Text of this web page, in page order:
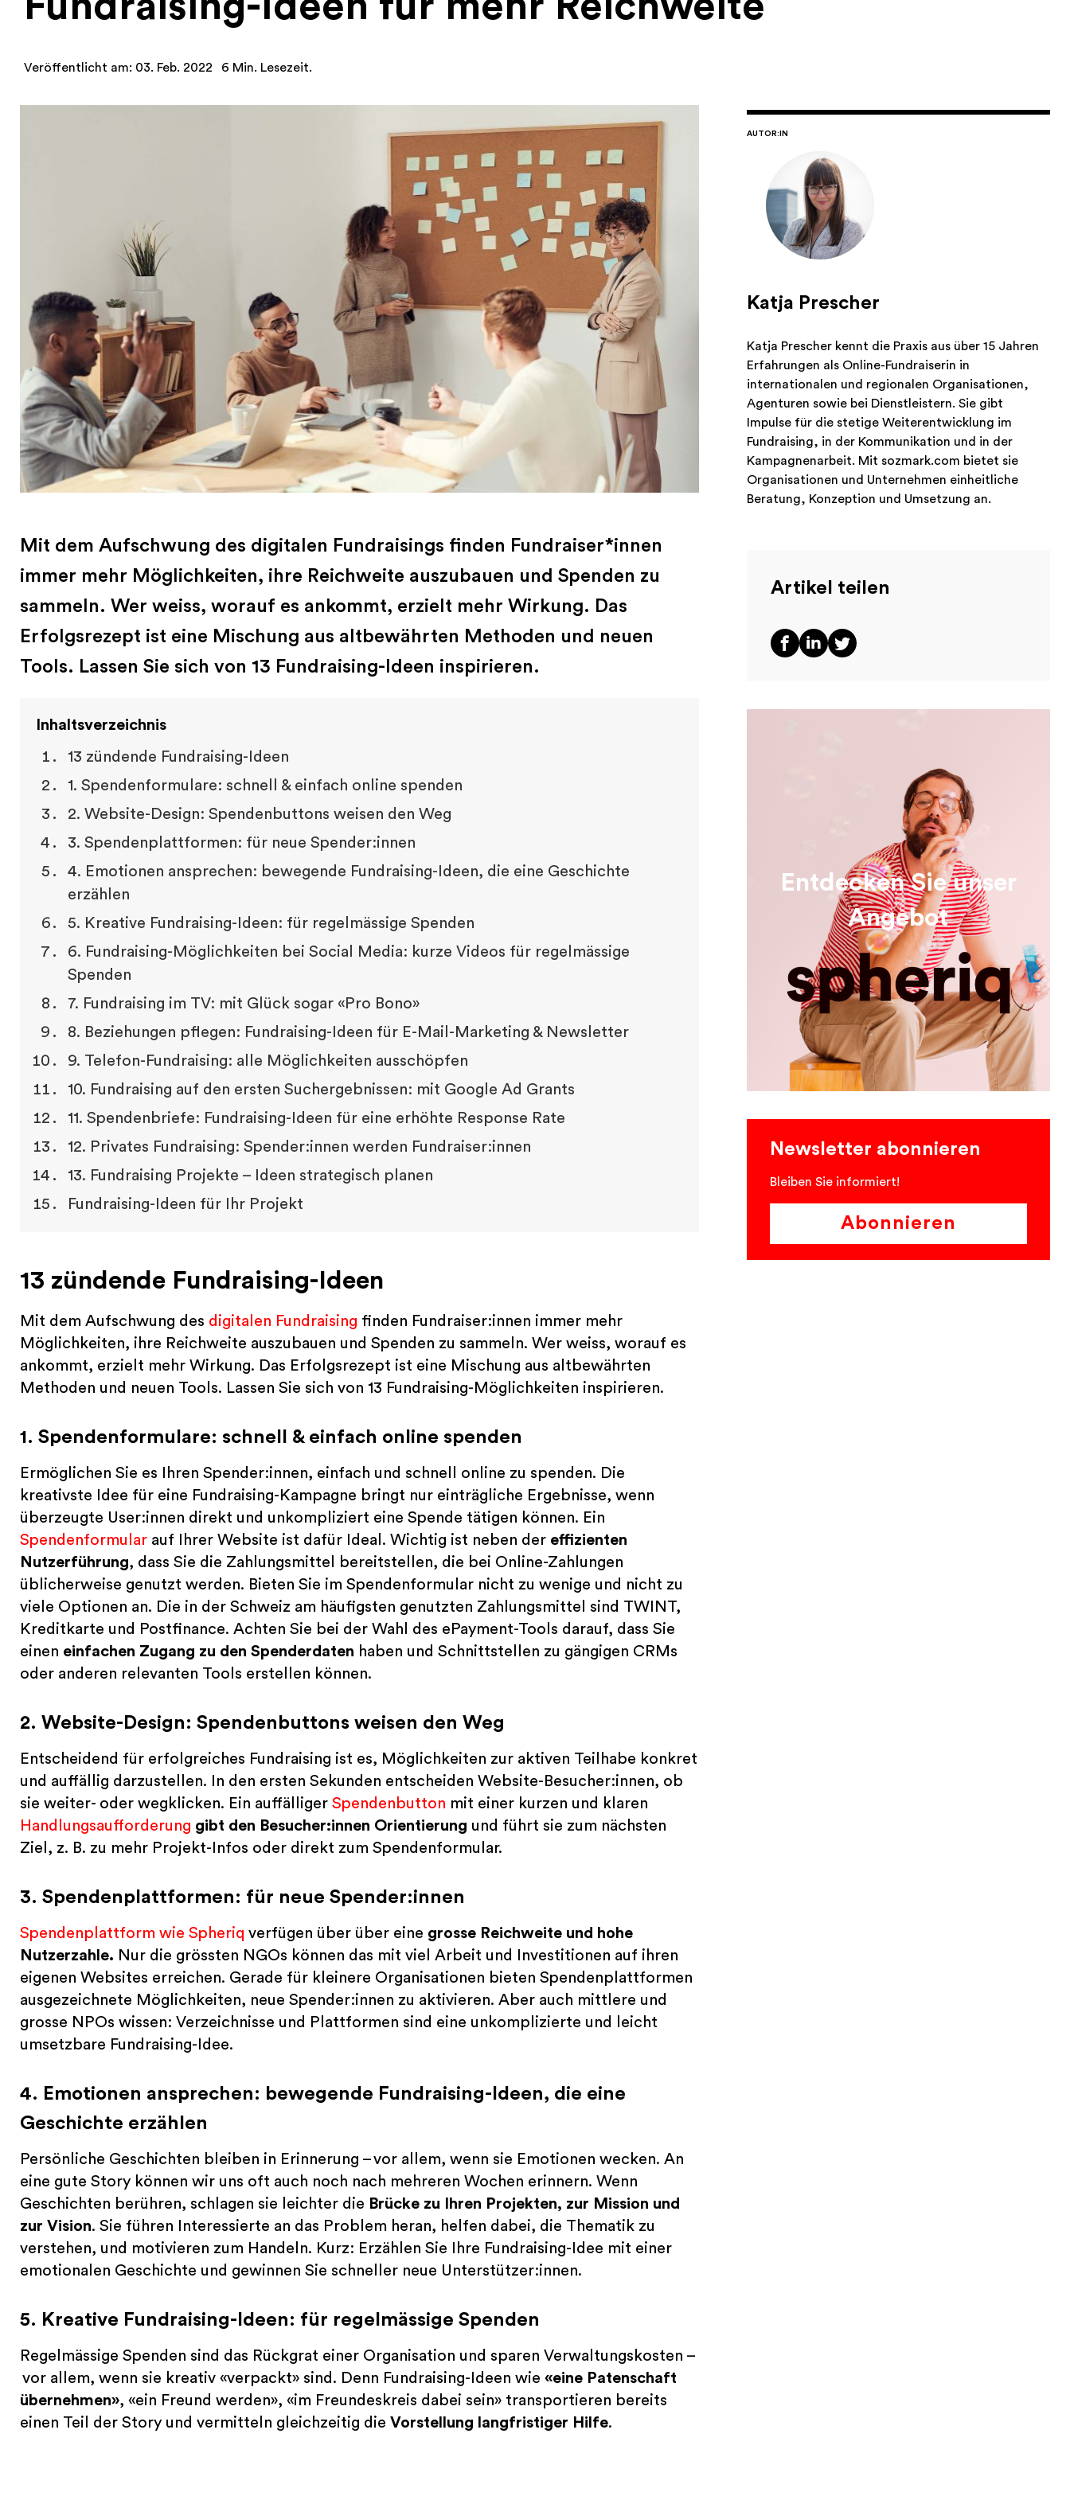
Veröffentlicht am: 03. Feb. 2022 6 Min. Lesezeit.
Mit dem Aufschwung des digitalen Fundraisings finden Fundraiser*innen
immer mehr Möglichkeiten, ihre Reichweite auszubauen und Spenden zu
sammeln. Wer weiss, worauf es ankommt, erzielt mehr Wirkung. Das
Erfolgsrezept ist eine Mischung aus altbewährten Methoden und neuen
Tools. Lassen Sie sich von 13 Fundraising-Ideen inspirieren.
Inhaltsverzeichnis
13 zündende Fundraising-Ideen
1. Spendenformulare: schnell & einfach online spenden
2. Website-Design: Spendenbuttons weisen den Weg
3. Spendenplattformen: für neue Spender:innen
4. Emotionen ansprechen: bewegende Fundraising-Ideen, die eine Geschichte
erzählen
5. Kreative Fundraising-Ideen: für regelmässige Spenden
6. Fundraising-Möglichkeiten bei Social Media: kurze Videos für regelmässige
Spenden
7. Fundraising im TV: mit Glück sogar «Pro Bono»
8. Beziehungen pflegen: Fundraising-Ideen für E-Mail-Marketing & Newsletter
9. Telefon-Fundraising: alle Möglichkeiten ausschöpfen
10. Fundraising auf den ersten Suchergebnissen: mit Google Ad Grants
11. Spendenbriefe: Fundraising-Ideen für eine erhöhte Response Rate
12. Privates Fundraising: Spender:innen werden Fundraiser:innen
13. Fundraising Projekte – Ideen strategisch planen
Fundraising-Ideen für Ihr Projekt
13 zündende Fundraising-Ideen
Mit dem Aufschwung des digitalen Fundraising finden Fundraiser:innen immer mehr
Möglichkeiten, ihre Reichweite auszubauen und Spenden zu sammeln. Wer weiss, worauf es
ankommt, erzielt mehr Wirkung. Das Erfolgsrezept ist eine Mischung aus altbewährten
Methoden und neuen Tools. Lassen Sie sich von 13 Fundraising-Möglichkeiten inspirieren.
1. Spendenformulare: schnell & einfach online spenden
Ermöglichen Sie es Ihren Spender:innen, einfach und schnell online zu spenden. Die
kreativste Idee für eine Fundraising-Kampagne bringt nur einträgliche Ergebnisse, wenn
überzeugte User:innen direkt und unkompliziert eine Spende tätigen können. Ein
Spendenformular auf Ihrer Website ist dafür Ideal. Wichtig ist neben der effizienten
Nutzerführung, dass Sie die Zahlungsmittel bereitstellen, die bei Online-Zahlungen
üblicherweise genutzt werden. Bieten Sie im Spendenformular nicht zu wenige und nicht zu
viele Optionen an. Die in der Schweiz am häufigsten genutzten Zahlungsmittel sind TWINT,
Kreditkarte und Postfinance. Achten Sie bei der Wahl des ePayment-Tools darauf, dass Sie
einen einfachen Zugang zu den Spenderdaten haben und Schnittstellen zu gängigen CRMs
oder anderen relevanten Tools erstellen können.
2. Website-Design: Spendenbuttons weisen den Weg
Entscheidend für erfolgreiches Fundraising ist es, Möglichkeiten zur aktiven Teilhabe konkret
und auffällig darzustellen. In den ersten Sekunden entscheiden Website-Besucher:innen, ob
sie weiter- oder wegklicken. Ein auffälliger Spendenbutton mit einer kurzen und klaren
Handlungsaufforderung gibt den Besucher:innen Orientierung und führt sie zum nächsten
Ziel, z. B. zu mehr Projekt-Infos oder direkt zum Spendenformular.
3. Spendenplattformen: für neue Spender:innen
Spendenplattform wie Spheriq verfügen über über eine grosse Reichweite und hohe
Nutzerzahle. Nur die grössten NGOs können das mit viel Arbeit und Investitionen auf ihren
eigenen Websites erreichen. Gerade für kleinere Organisationen bieten Spendenplattformen
ausgezeichnete Möglichkeiten, neue Spender:innen zu aktivieren. Aber auch mittlere und
grosse NPOs wissen: Verzeichnisse und Plattformen sind eine unkomplizierte und leicht
umsetzbare Fundraising-Idee.
4. Emotionen ansprechen: bewegende Fundraising-Ideen, die eine
Geschichte erzählen
Persönliche Geschichten bleiben in Erinnerung – vor allem, wenn sie Emotionen wecken. An
eine gute Story können wir uns oft auch noch nach mehreren Wochen erinnern. Wenn
Geschichten berühren, schlagen sie leichter die Brücke zu Ihren Projekten, zur Mission und
zur Vision. Sie führen Interessierte an das Problem heran, helfen dabei, die Thematik zu
verstehen, und motivieren zum Handeln. Kurz: Erzählen Sie Ihre Fundraising-Idee mit einer
emotionalen Geschichte und gewinnen Sie schneller neue Unterstützer:innen.
5. Kreative Fundraising-Ideen: für regelmässige Spenden
Regelmässige Spenden sind das Rückgrat einer Organisation und sparen Verwaltungskosten –
vor allem, wenn sie kreativ «verpackt» sind. Denn Fundraising-Ideen wie «eine Patenschaft
übernehmen», «ein Freund werden», «im Freundeskreis dabei sein» transportieren bereits
einen Teil der Story und vermitteln gleichzeitig die Vorstellung langfristiger Hilfe.
AUTOR:IN
Katja Prescher
Katja Prescher kennt die Praxis aus über 15 Jahren
Erfahrungen als Online-Fundraiserin in
internationalen und regionalen Organisationen,
Agenturen sowie bei Dienstleistern. Sie gibt
Impulse für die stetige Weiterentwicklung im
Fundraising, in der Kommunikation und in der
Kampagnenarbeit. Mit sozmark.com bietet sie
Organisationen und Unternehmen einheitliche
Beratung, Konzeption und Umsetzung an.
Artikel teilen
Entdecken Sie unser
Angebot
Newsletter abonnieren
Bleiben Sie informiert!
Abonnieren